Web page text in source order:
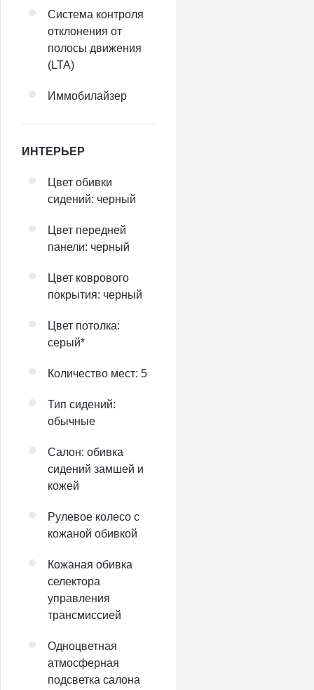
Система контроля
отклонения от
полосы движения
(LTA)
Иммобилайзер
ИНТЕРЬЕР
Цвет обивки
сидений: черный
Цвет передней
панели: черный
Цвет коврового
покрытия: черный
Цвет потолка:
серый*
Количество мест: 5
Тип сидений:
обычные
Салон: обивка
сидений замшей и
кожей
Рулевое колесо с
кожаной обивкой
Кожаная обивка
селектора
управления
трансмиссией
Одноцветная
атмосферная
подсветка салона